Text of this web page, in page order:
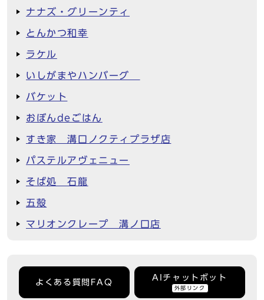
ナナズ・グリーンティ
とんかつ和幸
ラケル
いしがまやハンバーグ
バケット
おぼんdeごはん
すき家 溝口ノクティプラザ店
パステルアヴェニュー
そば処 石龍
五殻
マリオンクレープ 溝ノ口店
よくある質問FAQ
AIチャットボット
外部リンク